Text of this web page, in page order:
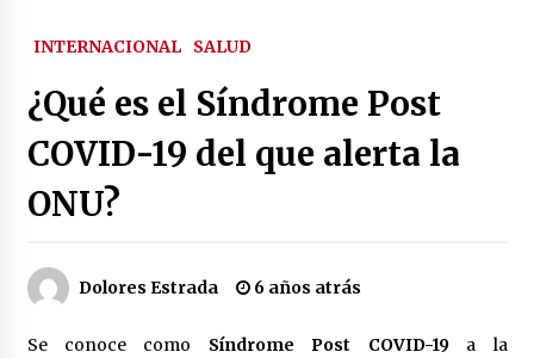
3 semanas atrás
Héctor Díaz-Polanco renuncia a la presidencia
3 semanas atrás
en Mérida; incautan 15 autos de lujo
INTERNACIONAL SALUD
¿Qué es el Síndrome Post
COVID-19 del que alerta la
ONU?
Dolores Estrada 6 años atrás
Se conoce como Síndrome Post COVID-19a la